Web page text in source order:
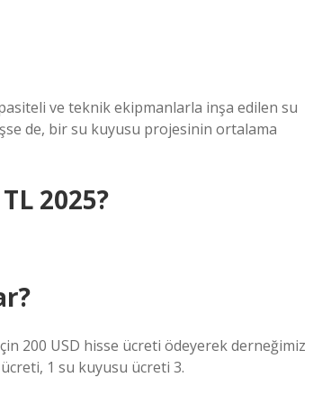
ve teknik ekipmanlarla inşa edilen su
de, bir su kuyusu projesinin ortalama
2025?
200 USD hisse ücreti ödeyerek derneğimiz
1 su kuyusu ücreti 3.